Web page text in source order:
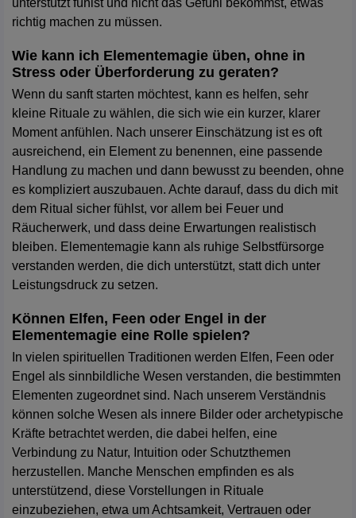
richtig machen zu müssen.
Wie kann ich Elementemagie üben, ohne in
Stress oder Überforderung zu geraten?
Wenn du sanft starten möchtest, kann es helfen, sehr
kleine Rituale zu wählen, die sich wie ein kurzer, klarer
Moment anfühlen. Nach unserer Einschätzung ist es oft
ausreichend, ein Element zu benennen, eine passende
Handlung zu machen und dann bewusst zu beenden, ohne
es kompliziert auszubauen. Achte darauf, dass du dich mit
dem Ritual sicher fühlst, vor allem bei Feuer und
Räucherwerk, und dass deine Erwartungen realistisch
bleiben. Elementemagie kann als ruhige Selbstfürsorge
verstanden werden, die dich unterstützt, statt dich unter
Leistungsdruck zu setzen.
Können Elfen, Feen oder Engel in der
Elementemagie eine Rolle spielen?
In vielen spirituellen Traditionen werden Elfen, Feen oder
Engel als sinnbildliche Wesen verstanden, die bestimmten
Elementen zugeordnet sind. Nach unserem Verständnis
können solche Wesen als innere Bilder oder archetypische
Kräfte betrachtet werden, die dabei helfen, eine
Verbindung zu Natur, Intuition oder Schutzthemen
herzustellen. Manche Menschen empfinden es als
unterstützend, diese Vorstellungen in Rituale
einzubeziehen, etwa um Achtsamkeit, Vertrauen oder